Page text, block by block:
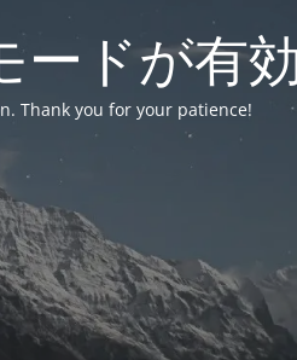
ードが有
Thank you for your patience!